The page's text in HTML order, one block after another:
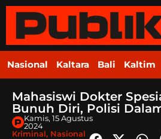
Nasional Kaltara Bali Kaltim
Mahasiswi Dokter
Bunuh Diri, Polisi
Kamis, 15 Agustus
2024
Kriminal, Nasional